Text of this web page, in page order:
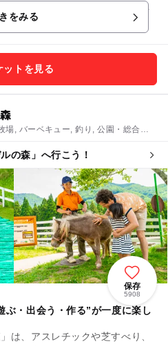
ほか、モルモットやウサギ、羊
をみる
ットを見る
場, バーベキュー, 釣り, 公園・総合公
の森」へ行こう！
保存
5908
ぶ・出会う・作る”が一度に楽し
は、アスレチックや芝すべり、